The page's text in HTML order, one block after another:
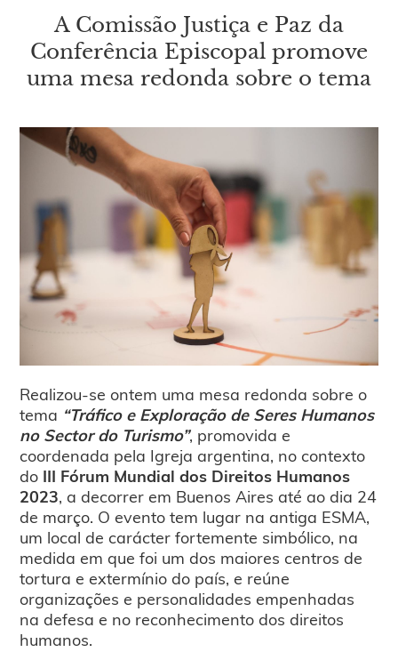
A Comissão Justiça e Paz da
Conferência Episcopal promove
uma mesa redonda sobre o tema
Realizou-se ontem uma mesa redonda sobre o
tema “Tráfico e Exploração de Seres Humanos
no Sector do Turismo”, promovida e
coordenada pela Igreja argentina, no contexto
do III Fórum Mundial dos Direitos Humanos
2023, a decorrer em Buenos Aires até ao dia 24
de março. O evento tem lugar na antiga ESMA,
um local de carácter fortemente simbólico, na
medida em que foi um dos maiores centros de
tortura e extermínio do país, e reúne
organizações e personalidades empenhadas
na defesa e no reconhecimento dos direitos
humanos.